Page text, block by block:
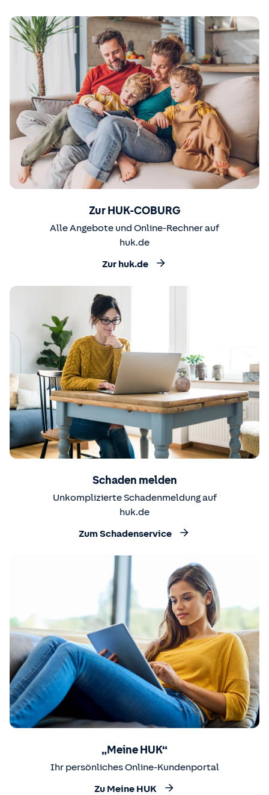
Zur HUK-COBURG
Alle Angebote und Online-Rechner auf
huk.de
Zur huk.de
Schaden melden
Unkomplizierte Schadenmeldung auf
huk.de
Zum Schadenservice
„Meine HUK“
Ihr persönliches Online-Kundenportal
Zu Meine HUK